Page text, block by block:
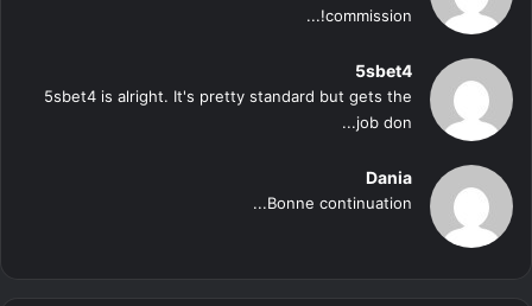
commission!...
5sbet4
5sbet4 is alright. It's pretty standard but gets the
job don...
Dania
Bonne continuation...